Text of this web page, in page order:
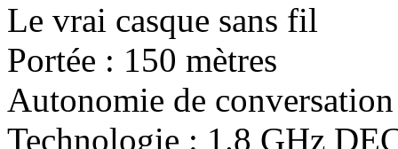
Le vrai casque sans fil
Portée : 150 mètres
Autonomie de
Technologie : 1.8 GHz